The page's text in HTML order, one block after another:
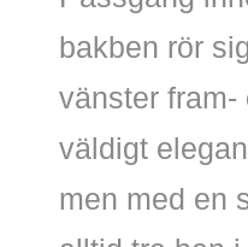
bakben rör
vänster fram-
väldigt
men med en